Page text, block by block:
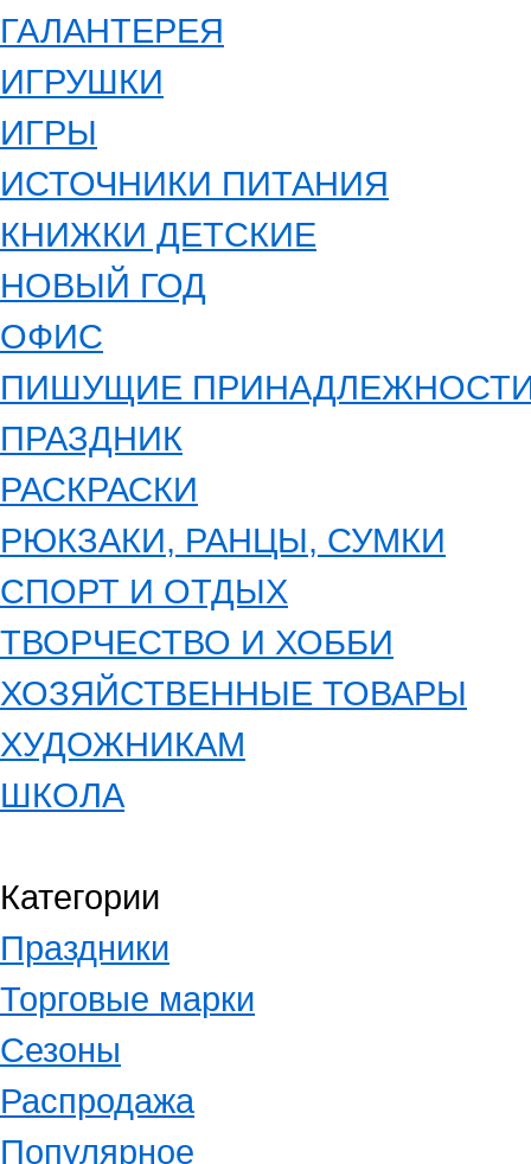
ГАЛАНТЕРЕЯ
ИГРУШКИ
ИГРЫ
ИСТОЧНИКИ ПИТАНИЯ
КНИЖКИ ДЕТСКИЕ
НОВЫЙ ГОД
ОФИС
ПИШУЩИЕ
ПРАЗДНИК
РАСКРАСКИ
РЮКЗАКИ, РАНЦЫ, СУМКИ
СПОРТ И ОТДЫХ
ТВОРЧЕСТВО И ХОББИ
ХОЗЯЙСТВЕННЫЕ ТОВАРЫ
ХУДОЖНИКАМ
ШКОЛА
Категории
Праздники
Торговые марки
Сезоны
Распродажа
Популярное